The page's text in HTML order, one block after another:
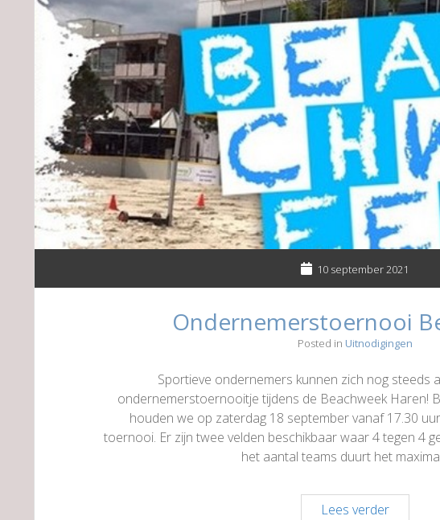
10 september 2021
Ondernemerstoernooi
Posted in Uitnodigingen
Sportieve ondernemers kunnen zich nog steeds
ondernemerstoernooitje tijdens de Beachweek Haren!
houden we op zaterdag 18 september vanaf 17.30
toernooi. Er zijn twee velden beschikbaar waar 4 tegen 4
het aantal teams duurt het
Lees verder